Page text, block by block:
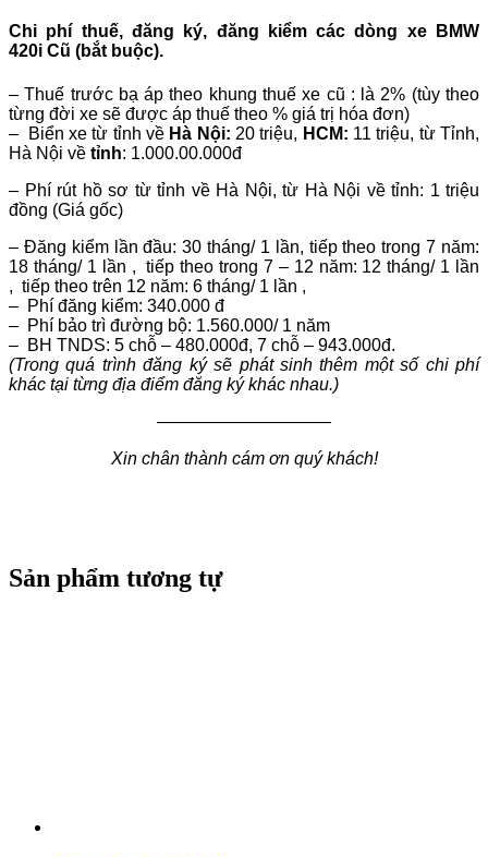
Chi phí thuế, đăng ký, đăng kiểm các dòng xe BMW
420i Cũ (bắt buộc).
– Thuế trước bạ áp theo khung thuế xe cũ : là 2% (tùy theo
từng đời xe sẽ được áp thuế theo % giá trị hóa đơn)
– Biển xe từ tỉnh về Hà Nội: 20 triệu, HCM: 11 triệu, từ Tỉnh,
Hà Nội về tỉnh: 1.000.00.000đ
– Phí rút hồ sơ từ tỉnh về Hà Nội, từ Hà Nội về tỉnh: 1 triệu
đồng (Giá gốc)
– Đăng kiểm lần đầu: 30 tháng/ 1 lần, tiếp theo trong 7 năm:
18 tháng/ 1 lần , tiếp theo trong 7 – 12 năm: 12 tháng/ 1 lần
, tiếp theo trên 12 năm: 6 tháng/ 1 lần ,
– Phí đăng kiểm: 340.000 đ
– Phí bảo trì đường bộ: 1.560.000/ 1 năm
– BH TNDS: 5 chỗ – 480.000đ, 7 chỗ – 943.000đ.
(Trong quá trình đăng ký sẽ phát sinh thêm một số chi phí
khác tại từng địa điểm đăng ký khác nhau.)
——————————
Xin chân thành cám ơn quý khách!
Sản phẩm tương tự